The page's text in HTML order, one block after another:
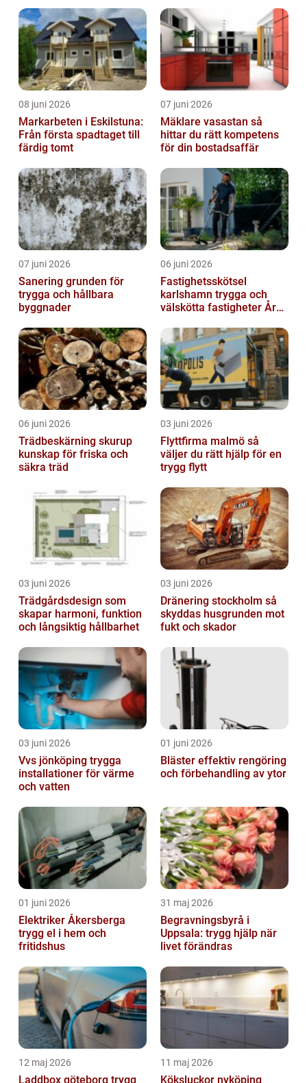
08 juni 2026
Markarbeten i Eskilstuna:
Från första spadtaget till
färdig tomt
07 juni 2026
Mäklare vasastan så
hittar du rätt kompetens
för din bostadsaffär
07 juni 2026
Sanering grunden för
trygga och hållbara
byggnader
06 juni 2026
Fastighetsskötsel
karlshamn trygga och
välskötta fastigheter Året
06 juni 2026
Trädbeskärning skurup
kunskap för friska och
säkra träd
03 juni 2026
Flyttfirma malmö så
väljer du rätt hjälp för en
trygg flytt
03 juni 2026
Trädgårdsdesign som
skapar harmoni, funktion
och långsiktig hållbarhet
03 juni 2026
Dränering stockholm så
skyddas husgrunden mot
fukt och skador
03 juni 2026
Vvs jönköping trygga
installationer för värme
och vatten
01 juni 2026
Bläster effektiv rengöring
och förbehandling av ytor
01 juni 2026
Elektriker Åkersberga
trygg el i hem och
fritidshus
31 maj 2026
Begravningsbyrå i
Uppsala: trygg hjälp när
livet förändras
12 maj 2026
Laddbox göteborg trygg
11 maj 2026
Köksluckor nyköping